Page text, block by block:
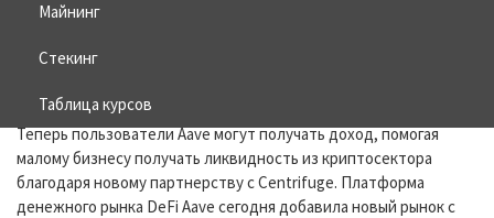
Майнинг
Стекинг
Таблица курсов
реального мира
29.12.2021 ZERO COMMENT
Теперь пользователи Aave могут получать доход, помогая
малому бизнесу получать ликвидность из криптосектора
благодаря новому партнерству с Centrifuge. Платформа
денежного рынка DeFi Aave сегодня добавила новый рынок с